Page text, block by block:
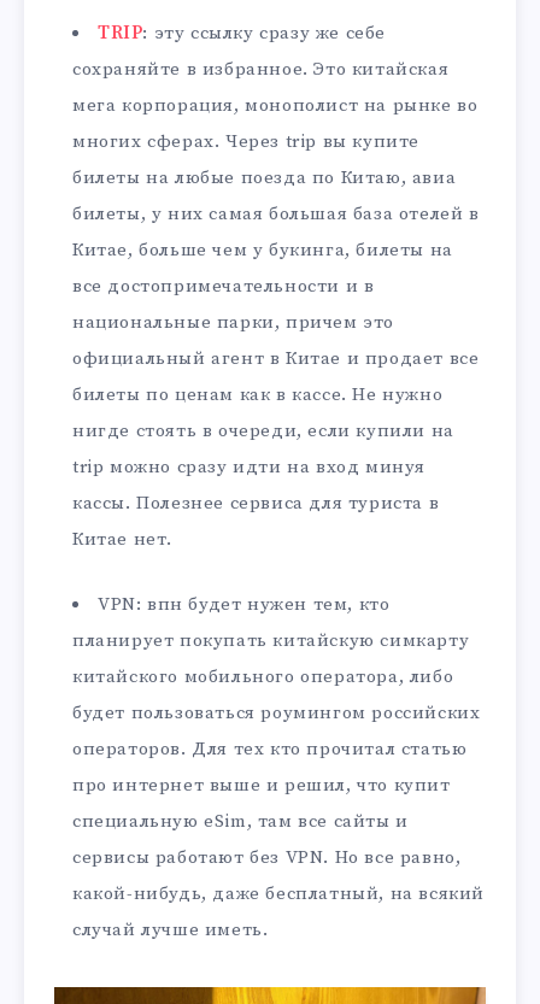
TRIP: эту ссылку сразу же себе
сохраняйте в избранное. Это китайская
мега корпорация, монополист на рынке во
многих сферах. Через trip вы купите
билеты на любые поезда по Китаю, авиа
билеты, у них самая большая база отелей в
Китае, больше чем у букинга, билеты на
все достопримечательности и в
национальные парки, причем это
официальный агент в Китае и продает все
билеты по ценам как в кассе. Не нужно
нигде стоять в очереди, если купили на
trip можно сразу идти на вход минуя
кассы. Полезнее сервиса для туриста в
Китае нет.
VPN: впн будет нужен тем, кто
планирует покупать китайскую симкарту
китайского мобильного оператора, либо
будет пользоваться роумингом российских
операторов. Для тех кто прочитал статью
про интернет выше и решил, что купит
специальную eSim, там все сайты и
сервисы работают без VPN. Но все равно,
какой-нибудь, даже бесплатный, на всякий
случай лучше иметь.